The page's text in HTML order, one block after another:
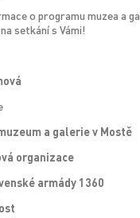
o programu muzea a
setkání s Vámi!
a galerie v Mostě
organizace
armády 1360